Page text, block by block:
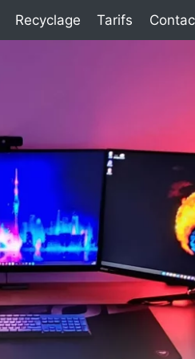
Recyclage Tarifs